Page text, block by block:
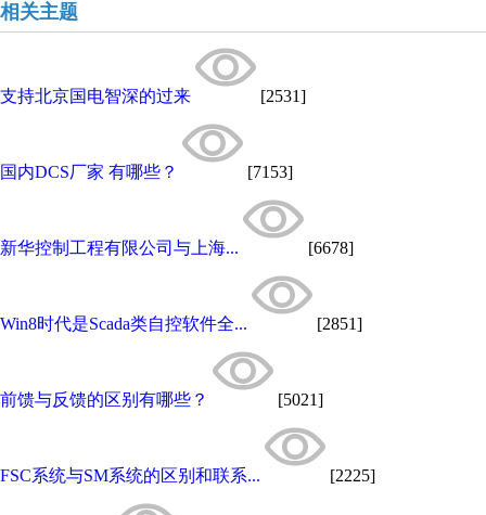
相关主题
支持北京国电智深的过来 [2531]
国内DCS厂家 有哪些？ [7153]
新华控制工程有限公司与上海... [6678]
Win8时代是Scada类自控软件全... [2851]
前馈与反馈的区别有哪些？ [5021]
FSC系统与SM系统的区别和联系... [2225]